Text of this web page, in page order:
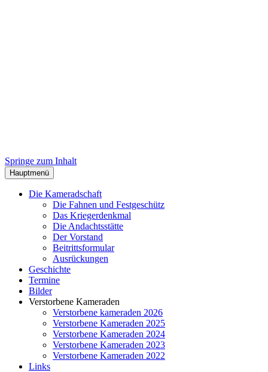
Springe zum Inhalt
Hauptmenü
Die Kameradschaft
Die Fahnen und Festgeschütz
Das Kriegerdenkmal
Die Andachtsstätte
Der Vorstand
Beitrittsformular
Ausrückungen
Geschichte
Termine
Bilder
Verstorbene Kameraden
Verstorbene kameraden 2026
Verstorbene Kameraden 2025
Verstorbene Kameraden 2024
Verstorbene Kameraden 2023
Verstorbene Kameraden 2022
Links